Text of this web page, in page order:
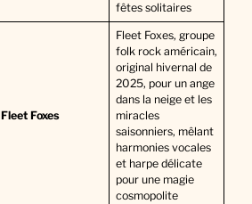
fêtes solitaires
Fleet Foxes
Fleet Foxes, groupe
folk rock américain,
original hivernal de
2025, pour un ange
dans la neige et les
miracles
saisonniers, mêlant
harmonies vocales
et harpe délicate
pour une magie
cosmopolite